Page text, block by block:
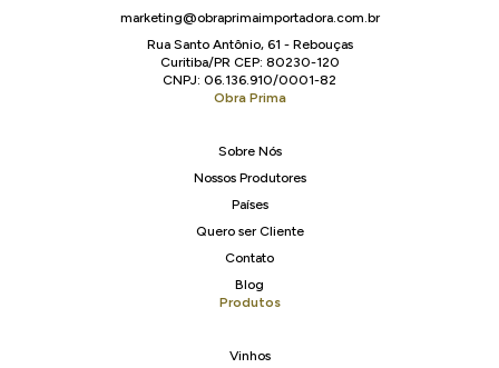
marketing@obraprimaimportadora.com.br
Rua Santo Antônio, 61 - Rebouças
Curitiba/PR CEP: 80230-120
CNPJ: 06.136.910/0001-82
Obra Prima
Sobre Nós
Nossos Produtores
Países
Quero ser Cliente
Contato
Blog
Produtos
Vinhos